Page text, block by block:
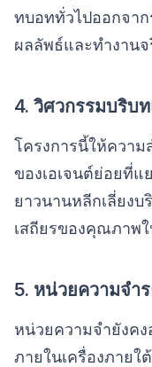
ทบอททั่วไปออกจาก
ผลลัพธ์และทำงานจ
4. วิศวกรรมบริบ
โครงการนี้ให้ควา
ของเอเจนต์ย่อยที่แ
ยาวนานหลีกเลี่ยง
เสถียรของคุณภาพ
5. หน่วยความจำ
หน่วยความจำยังคง
ภายในเครื่องภายใ